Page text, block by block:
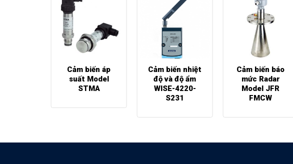
Cảm biến áp
suất Model
STMA
Cảm biến nhiệt
độ và độ ẩm
WISE-4220-
S231
Cảm biến báo
mức Radar
Model JFR
FMCW